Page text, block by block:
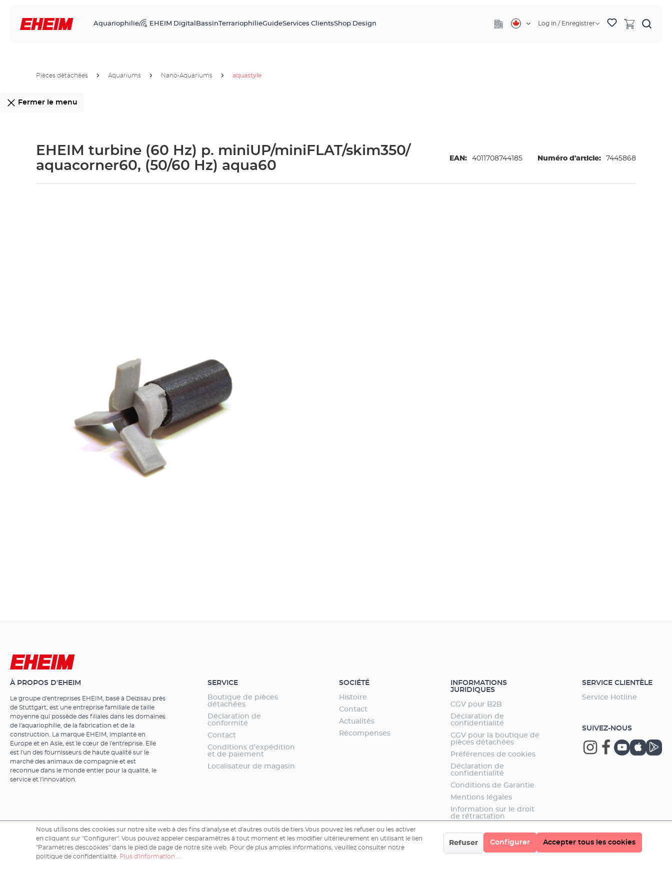
Aquariophilie EHEIM Digital BassinTerrariophilieGuideServices ClientsShop Design Log in / Enregistrer
Pièces détachées Aquariums Nano-Aquariums aquastyle
Fermer le menu
EHEIM turbine (60 Hz) p. miniUP/miniFLAT/skim350/
aquacorner60, (50/60 Hz) aqua60
EAN: 4011708744185 Numéro d'article: 7445868
À PROPOS D'EHEIM
Le groupe d'entreprises EHEIM, basé à Deizisau près
de Stuttgart, est une entreprise familiale de taille
moyenne qui possède des filiales dans les domaines
de l'aquariophilie, de la fabrication et de la
construction. La marque EHEIM, implanté en
Europe et en Asie, est le cœur de l'entreprise. Elle
est l'un des fournisseurs de haute qualité sur le
marché des animaux de compagnie et est
reconnue dans le monde entier pour la qualité, le
service et l'innovation.
SERVICE
Boutique de pièces
détachées
Déclaration de
conformité
Contact
Conditions d'expédition
et de paiement
Localisateur de magasin
SOCIÉTÉ
Histoire
Contact
Actualités
Récompenses
INFORMATIONS
JURIDIQUES
CGV pour B2B
Déclaration de
confidentialité
CGV pour la boutique de
pièces détachées
Préférences de cookies
Déclaration de
confidentialité
Conditions de Garantie
Mentions légales
Information sur le droit
de rétractation
SERVICE CLIENTÈLE
Service Hotline
SUIVEZ-NOUS
Copyright © 2026 EHEIM GmbH & Co. KG.
Nous utilisons des cookies sur notre site web à des fins d'analyse et d'autres outils de tiers.Vous pouvez les refuser ou les activer
en cliquant sur "Configurer". Vous pouvez appeler cesparamètres à tout moment et les modifier ultérieurement en utilisant le lien
"Paramètres descookies" dans le pied de page de notre site web. Pour de plus amples informations, veuillez consulter notre
politique de confidentialité.
Plus d'information ...
Refuser Configurer Accepter tous les cookies